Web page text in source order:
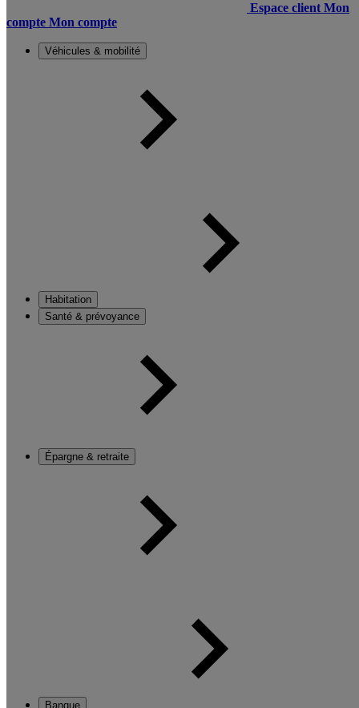
Espace client Mon
compte Mon compte
Véhicules & mobilité
Habitation
Santé & prévoyance
Épargne & retraite
Banque